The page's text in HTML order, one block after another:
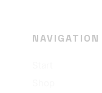
NAVIGATION